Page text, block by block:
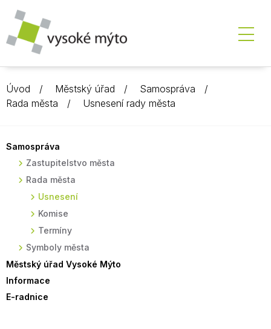
Úvod Městský úřad
Samospráva
Rada města
Usnesení rady města
Samospráva
Zastupitelstvo města
Rada města
Usnesení
Komise
Termíny
Symboly města
Městský úřad Vysoké Mýto
Informace
E-radnice